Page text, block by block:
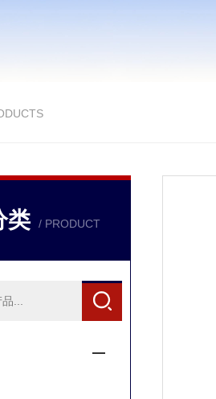
类 / PRODUCT